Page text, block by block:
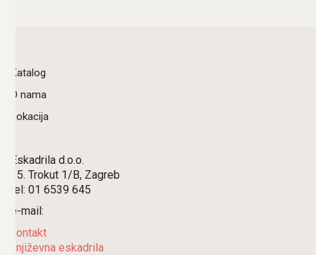
Katalog
O nama
Lokacija
Eskadrila d.o.o.
15. Trokut 1/B, Zagreb
tel: 01 6539 645
e-mail:
kontakt
književna eskadrila